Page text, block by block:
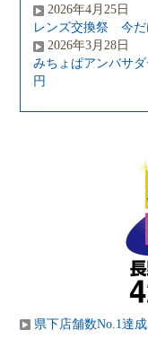
2026年4月25日
レンズ交換祭 今だ
2026年3月28日
みちょぱアンバサ
円
県下店舗数No.1達成